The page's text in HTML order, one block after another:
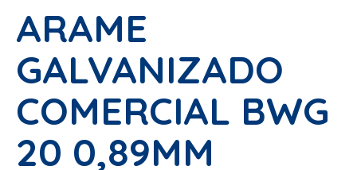
ARAME
GALVANIZADO
COMERCIAL BWG
20 0,89MM